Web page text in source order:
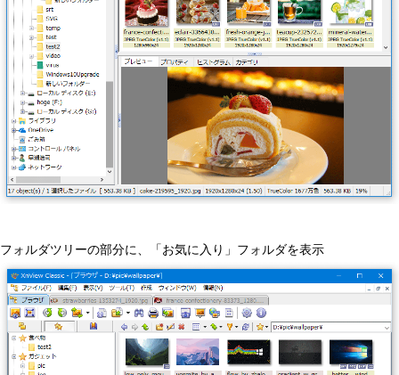
フォルダツリーの部分に、「お気に入り」フォルダを表示